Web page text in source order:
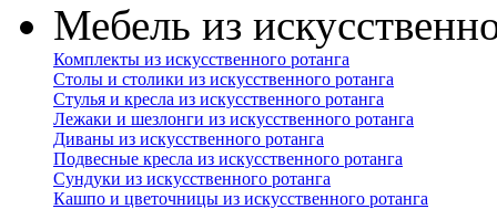
Мебель из
Комплекты из искусственного ротанга
Столы и столики из искусственного ротанга
Стулья и кресла из искусственного ротанга
Лежаки и шезлонги из искусственного ротанга
Диваны из искусственного ротанга
Подвесные кресла из искусственного ротанга
Сундуки из искусственного ротанга
Кашпо и цветочницы из искусственного ротанга